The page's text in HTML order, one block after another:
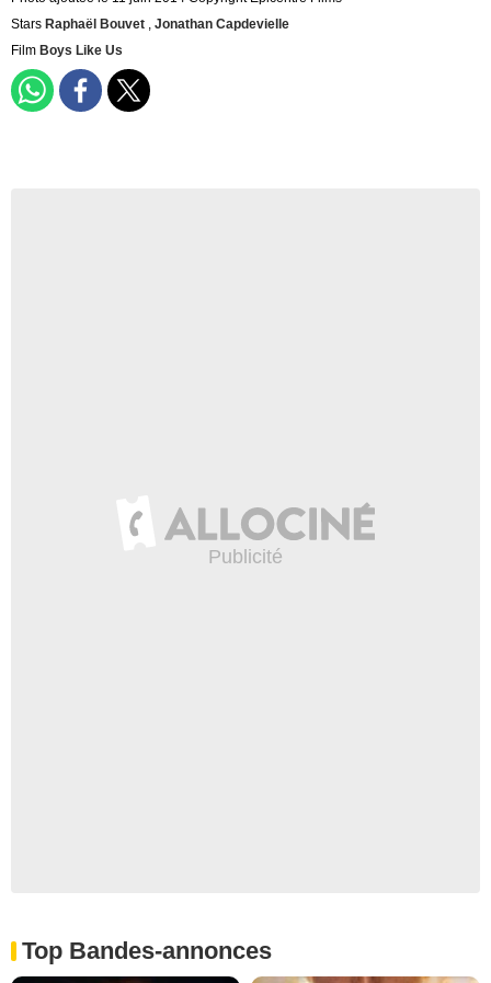
Stars Raphaël Bouvet , Jonathan Capdevielle
Film Boys Like Us
Top Bandes-annonces